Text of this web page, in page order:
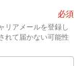
必須
リアメールを登録し
れて届かない可能性